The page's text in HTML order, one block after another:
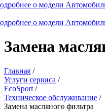
о модели
о модели
Замена
Главная /
Услуги сервиса /
EcoSport /
Техническое обслуживание /
Замена масляного фильтра